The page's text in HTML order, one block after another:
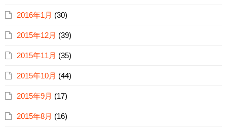
2016年1月 (30)
2015年12月 (39)
2015年11月 (35)
2015年10月 (44)
2015年9月 (17)
2015年8月 (16)